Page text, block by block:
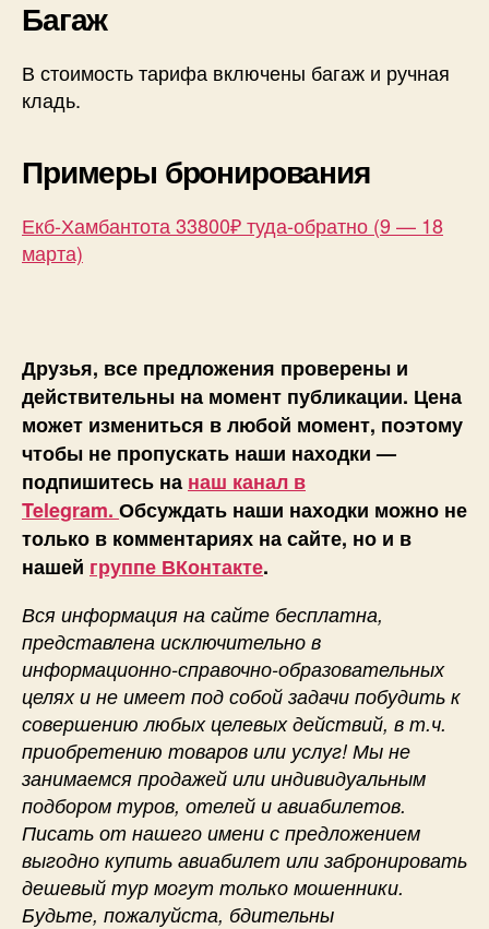
Багаж
В стоимость тарифа включены багаж и ручная
кладь.
Примеры бронирования
Екб-Хамбантота 33800₽ туда-обратно (9 — 18
марта)
Друзья, все предложения проверены и
действительны на момент публикации. Цена
может измениться в любой момент, поэтому
чтобы не пропускать наши находки —
подпишитесь на наш канал в
Telegram. Обсуждать наши находки можно не
только в комментариях на сайте, но и в
нашей группе ВКонтакте.
Вся информация на сайте бесплатна,
представлена исключительно в
информационно-справочно-образовательных
целях и не имеет под собой задачи побудить к
совершению любых целевых действий, в т.ч.
приобретению товаров или услуг! Мы не
занимаемся продажей или индивидуальным
подбором туров, отелей и авиабилетов.
Писать от нашего имени с предложением
выгодно купить авиабилет или забронировать
дешевый тур могут только мошенники.
Будьте, пожалуйста, бдительны